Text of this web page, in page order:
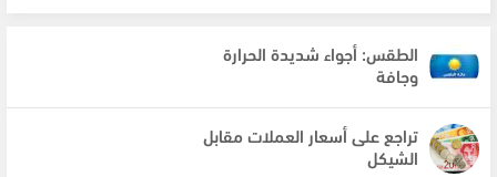
الطقس: أجواء شديدة الحرارة
وجافة
تراجع على أسعار العملات مقابل
الشيكل